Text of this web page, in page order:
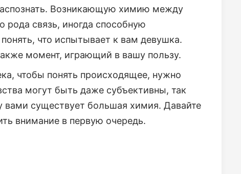
Возникающую химию между
связь, иногда способную
что испытывает к вам девушка.
момент, играющий в вашу пользу.
чтобы понять происходящее, нужно
могут быть даже субъективны, так
вами существует большая химия. Давайте
внимание в первую очередь.